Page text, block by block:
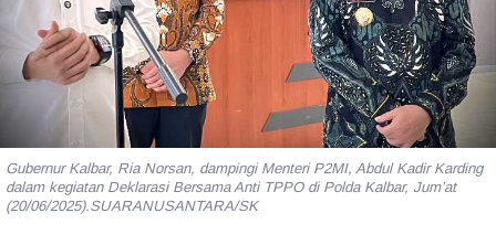
Gubernur Kalbar, Ria Norsan, dampingi Menteri P2MI, Abdul Kadir Karding
dalam kegiatan Deklarasi Bersama Anti TPPO di Polda Kalbar, Jum’at
(20/06/2025).SUARANUSANTARA/SK